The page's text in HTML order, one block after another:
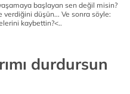
başlayan sen değil misin?
düşün... Ve sonra söyle:
kaybettin?<..
durdursun